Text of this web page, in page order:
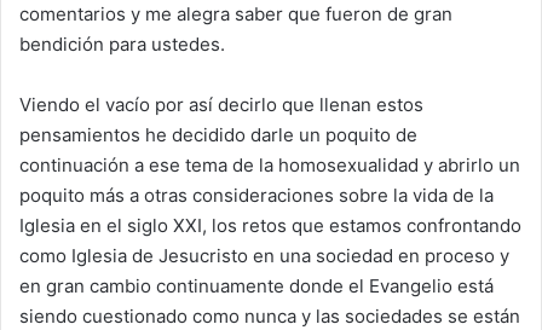
comentarios y me alegra saber que fueron de gran
bendición para ustedes.
Viendo el vacío por así decirlo que llenan estos
pensamientos he decidido darle un poquito de
continuación a ese tema de la homosexualidad y abrirlo un
poquito más a otras consideraciones sobre la vida de la
Iglesia en el siglo XXI, los retos que estamos confrontando
como Iglesia de Jesucristo en una sociedad en proceso y
en gran cambio continuamente donde el Evangelio está
siendo cuestionado como nunca y las sociedades se están